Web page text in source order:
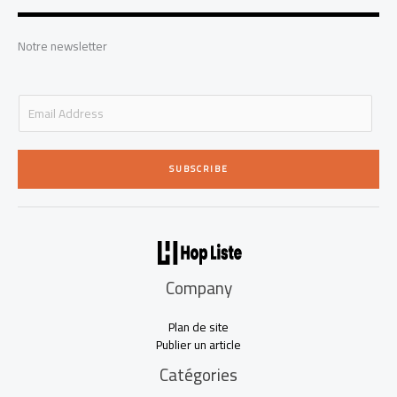
r i
-
i
r o
e
Notre newsletter
E
a
i
*
SUBSCRIBE
Company
Plan de site
Publier un article
Catégories